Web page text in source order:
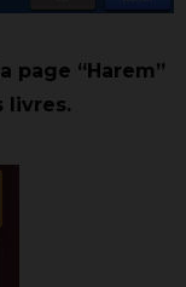
page “Harem”
livres.